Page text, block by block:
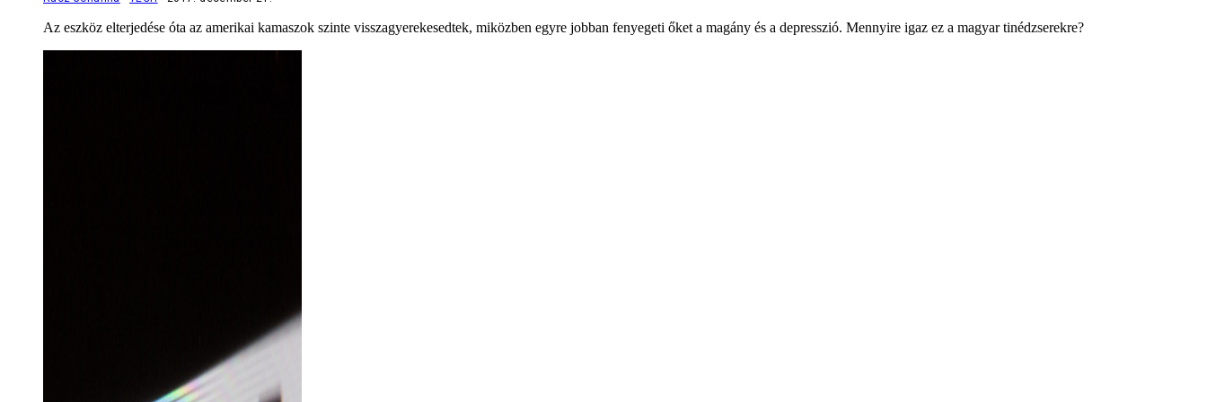
Az eszköz elterjedése óta az amerikai kamaszok szinte visszagyerekesedtek, miközben egyre jobban fenyegeti őket a magány és a depresszió. Mennyire igaz ez a magyar tinédzserekre?